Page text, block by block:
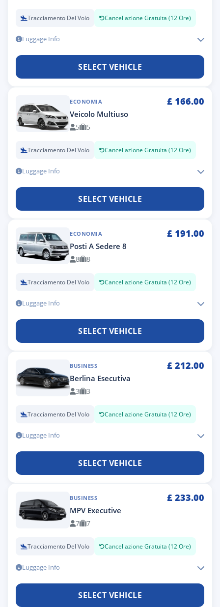
Tracciamento Del Volo Cancellazione Gratuita (12 Ore)
Luggage Info
SELECT VEHICLE
ECONOMIA £ 166.00
Veicolo Multiuso
5 5
Tracciamento Del Volo Cancellazione Gratuita (12 Ore)
Luggage Info
SELECT VEHICLE
ECONOMIA £ 191.00
Posti A Sedere 8
8 8
Tracciamento Del Volo Cancellazione Gratuita (12 Ore)
Luggage Info
SELECT VEHICLE
BUSINESS £ 212.00
Berlina Esecutiva
3 3
Tracciamento Del Volo Cancellazione Gratuita (12 Ore)
Luggage Info
SELECT VEHICLE
BUSINESS £ 233.00
MPV Executive
7 7
Tracciamento Del Volo Cancellazione Gratuita (12 Ore)
Luggage Info
SELECT VEHICLE